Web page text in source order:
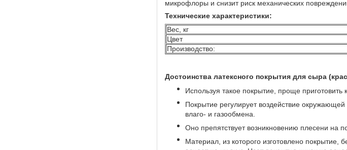
микрофлоры и снизит риск механических
Технические характеристики:
Вес, кг
Цвет
Производство:
Достоинства латексного покрытия для сыра
Используя такое покрытие, проще
Покрытие регулирует воздействие
влаго- и газообмена.
Оно препятствует возникновению плесени на
Материал, из которого изготовлено